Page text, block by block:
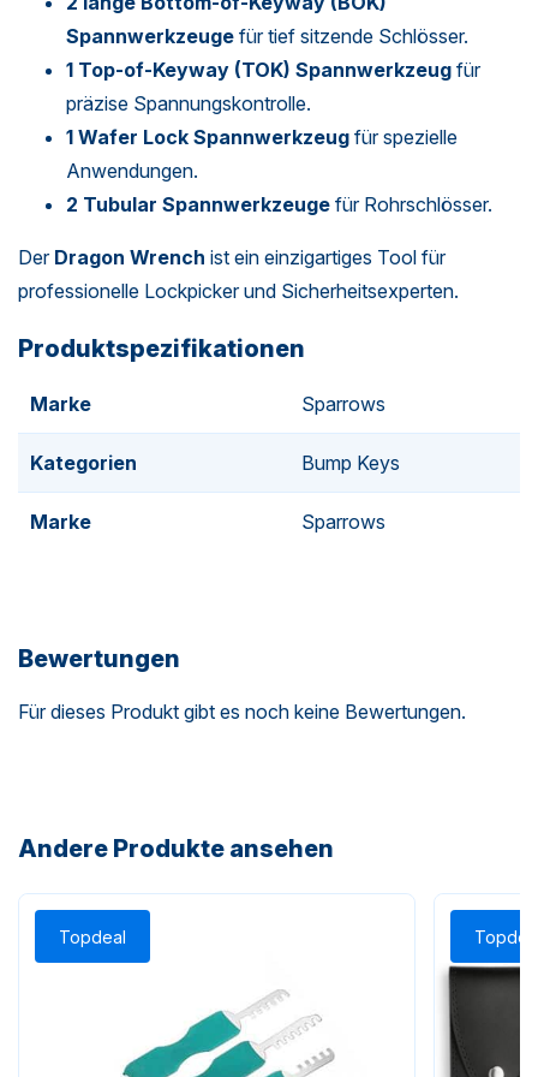
Spannwerkzeuge für tief sitzende Schlösser.
1 Top-of-Keyway (TOK) Spannwerkzeug für
präzise Spannungskontrolle.
1 Wafer Lock Spannwerkzeug für spezielle
Anwendungen.
2 Tubular Spannwerkzeuge für Rohrschlösser.
Der Dragon Wrench ist ein einzigartiges Tool für
professionelle Lockpicker und Sicherheitsexperten.
Produktspezifikationen
Marke Sparrows
Kategorien Bump Keys
Marke Sparrows
Bewertungen
Für dieses Produkt gibt es noch keine Bewertungen.
Andere Produkte ansehen
Topdeal